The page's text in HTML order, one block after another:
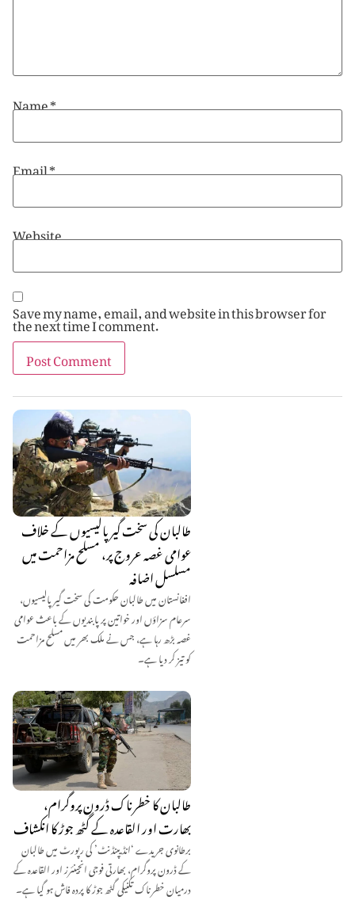
طالبان کی سخت گیر پالیسیوں کے خلاف
عوامی غصہ عروج پر، مسلح مزاحمت میں
مسلسل اضافہ
افغانستان میں طالبان حکومت کی سخت گیر پالیسیوں،
سرعام سزاؤں اور خواتین پر پابندیوں کے باعث عوامی
غصہ بڑھ رہا ہے، جس نے ملک بھر میں مسلح مزاحمت
کو تیز کر دیا ہے۔
طالبان کا خطرناک ڈرون پروگرام،
بھارت اور القاعدہ کے گٹھ جوڑ کا انکشاف
برطانوی جریدے ‘انڈیپنڈنٹ’ کی رپورٹ میں طالبان
کے ڈرون پروگرام، بھارتی فوجی انجینئرز اور القاعدہ کے
درمیان خطرناک تکنیکی گٹھ جوڑ کا پردہ فاش ہو گیا ہے۔
Name*
Email*
Website
Save my name, email, and website in this browser for
the next time I comment.